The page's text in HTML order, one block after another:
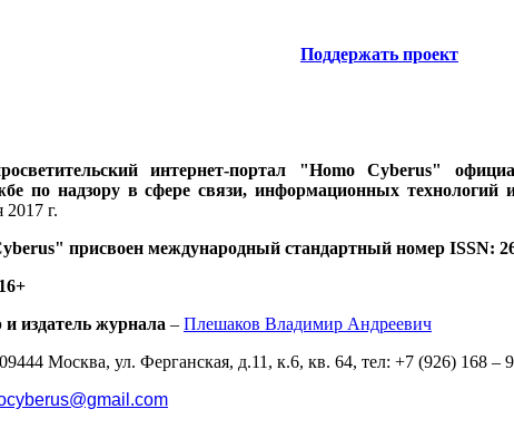
Поддержать проект
интернет-портал "Homo Cyberus"
по надзору в сфере связи, информационных
2017 г.
присвоен международный стандартный номер ISSN:
16+
издатель журнала – Плешаков Владимир Андреевич
Москва, ул. Ферганская, д.11, к.6, кв. 64, тел: +7 (926) 168 –